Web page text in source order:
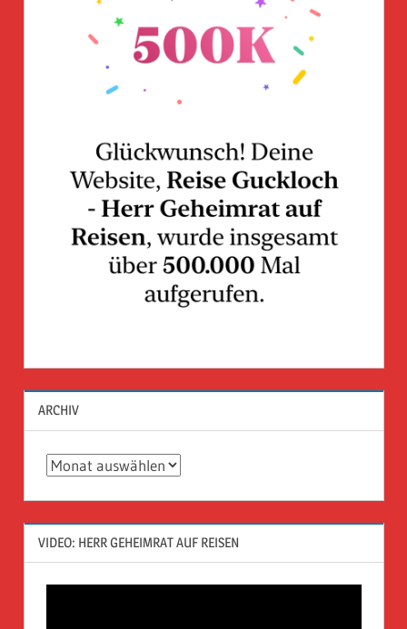
ARCHIV
Archiv
VIDEO: HERR GEHEIMRAT AUF REISEN